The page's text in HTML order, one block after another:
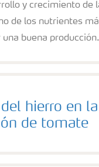
y crecimiento de
de los nutrientes
buena producción.
hierro en la
de tomate